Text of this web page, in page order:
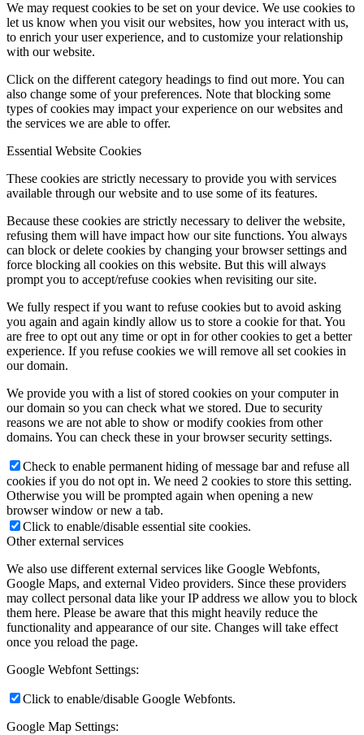
We may request cookies to be set on your device. We use cookies to
let us know when you visit our websites, how you interact with us,
to enrich your user experience, and to customize your relationship
with our website.
Click on the different category headings to find out more. You can
also change some of your preferences. Note that blocking some
types of cookies may impact your experience on our websites and
the services we are able to offer.
Essential Website Cookies
These cookies are strictly necessary to provide you with services
available through our website and to use some of its features.
Because these cookies are strictly necessary to deliver the website,
refusing them will have impact how our site functions. You always
can block or delete cookies by changing your browser settings and
force blocking all cookies on this website. But this will always
prompt you to accept/refuse cookies when revisiting our site.
We fully respect if you want to refuse cookies but to avoid asking
you again and again kindly allow us to store a cookie for that. You
are free to opt out any time or opt in for other cookies to get a better
experience. If you refuse cookies we will remove all set cookies in
our domain.
We provide you with a list of stored cookies on your computer in
our domain so you can check what we stored. Due to security
reasons we are not able to show or modify cookies from other
domains. You can check these in your browser security settings.
Check to enable permanent hiding of message bar and refuse all
cookies if you do not opt in. We need 2 cookies to store this setting.
Otherwise you will be prompted again when opening a new
browser window or new a tab.
Click to enable/disable essential site cookies.
Other external services
We also use different external services like Google Webfonts,
Google Maps, and external Video providers. Since these providers
may collect personal data like your IP address we allow you to block
them here. Please be aware that this might heavily reduce the
functionality and appearance of our site. Changes will take effect
once you reload the page.
Google Webfont Settings:
Click to enable/disable Google Webfonts.
Google Map Settings: